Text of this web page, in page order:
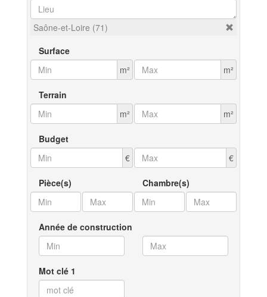
Saône-et-Loire (71)
Surface
m²
m²
Terrain
m²
m²
Budget
€
€
Pièce(s) Chambre(s)
Année de construction
Mot clé 1